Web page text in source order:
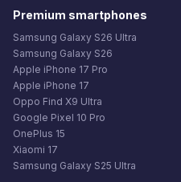
Premium smartphones
Samsung Galaxy S26 Ultra
Samsung Galaxy S26
Apple iPhone 17 Pro
Apple iPhone 17
Oppo Find X9 Ultra
Google Pixel 10 Pro
OnePlus 15
Xiaomi 17
Samsung Galaxy S25 Ultra